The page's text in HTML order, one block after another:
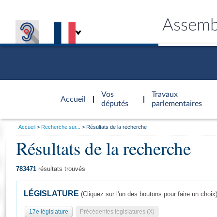
Accueil
d'accueil
Vos
députés
Travaux
parlementaires
Général
Vous
Accueil Recherche sur... Résultats de la recherche
Résultats de la recherche
783471 résultats trouvés
LÉGISLATURE (Cliquez sur l'un des boutons pour faire un choix)
17e législature Précédentes législatures (X)